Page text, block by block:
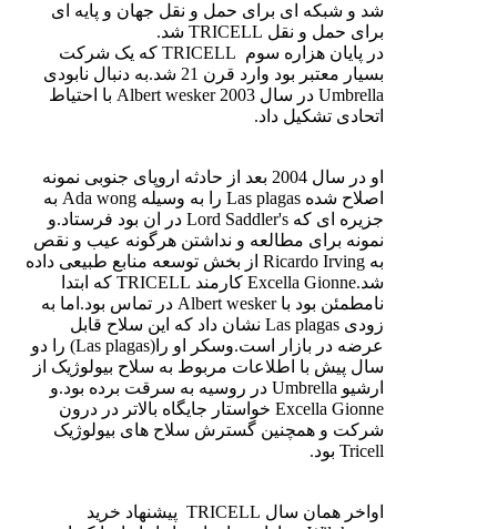
شد و شبکه ای برای حمل و نقل جهان و پایه ای
برای حمل و نقل TRICELL شد.
در پایان هزاره سوم TRICELL که یک شرکت
بسیار معتبر بود وارد قرن 21 شد.به دنبال نابودی
Umbrella در سال 2003 Albert wesker با احتیاط
اتحادی تشکیل داد.
او در سال 2004 بعد از حادثه اروپای جنوبی نمونه
اصلاح شده Las plagas را به وسیله Ada wong به
جزیره ای که Lord Saddler's در ان بود فرستاد.و
نمونه برای مطالعه و نداشتن هرگونه عیب و نقص
به Ricardo Irving از بخش توسعه منابع طبیعی داده
شد.Excella Gionne کارمند TRICELL که ابتدا
نامطمئن بود با Albert wesker در تماس بود.اما به
زودی Las plagas نشان داد که این سلاح قابل
عرضه در بازار است.وسکر او را(Las plagas) را دو
سال پیش با اطلاعات مربوط به سلاح بیولوژیک از
ارشیو Umbrella در روسیه به سرقت برده بود.و
Excella Gionne خواستار جایگاه بالاتر در درون
شرکت و همچنین گسترش سلاح های بیولوژیک
Tricell بود.
اواخر همان سال TRICELL پیشنهاد خرید